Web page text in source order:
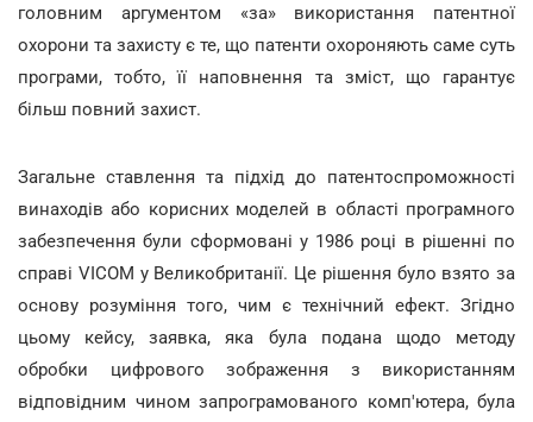
головним аргументом «за» використання патентної
охорони та захисту є те, що патенти охороняють саме суть
програми, тобто, її наповнення та зміст, що гарантує
більш повний захист.
Загальне ставлення та підхід до патентоспроможності
винаходів або корисних моделей в області програмного
забезпечення були сформовані у 1986 році в рішенні по
справі VICOM у Великобританії. Це рішення було взято за
основу розуміння того, чим є технічний ефект. Згідно
цьому кейсу, заявка, яка була подана щодо методу
обробки цифрового зображення з використанням
відповідним чином запрограмованого комп'ютера, була